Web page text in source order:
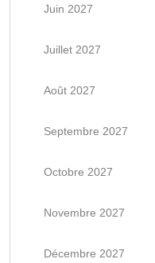
Juin 2027
Juillet 2027
Août 2027
Septembre 2027
Octobre 2027
Novembre 2027
Décembre 2027